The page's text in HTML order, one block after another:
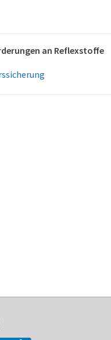
an Reflexstoffe